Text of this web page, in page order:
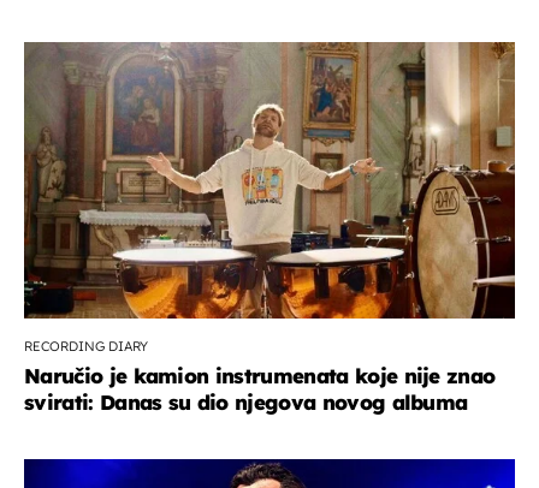
RECORDING DIARY
Naručio je kamion instrumenata koje nije znao
svirati: Danas su dio njegova novog albuma